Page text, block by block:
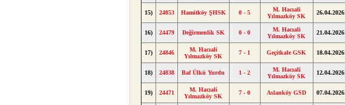
15) 24853 Hamitköy ŞHSK 0 - 5
M. Hacıali
Yılmazköy SK
26.04.2026
16) 24479 Değirmenlik SK 0 - 0
M. Hacıali
Yılmazköy SK
21.04.2026
17) 24846
M. Hacıali
Yılmazköy SK
7 - 1 Geçitkale GSK 18.04.2026
18) 24838 Baf Ülkü Yurdu 1 - 2
M. Hacıali
Yılmazköy SK
12.04.2026
19) 24471
M. Hacıali
Yılmazköy SK
7 - 0 Aslanköy GSD 07.04.2026